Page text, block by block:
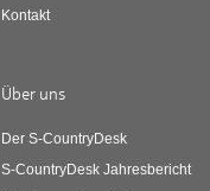
Kontakt
Über uns
Der S-CountryDesk
S-CountryDesk Jahresbericht